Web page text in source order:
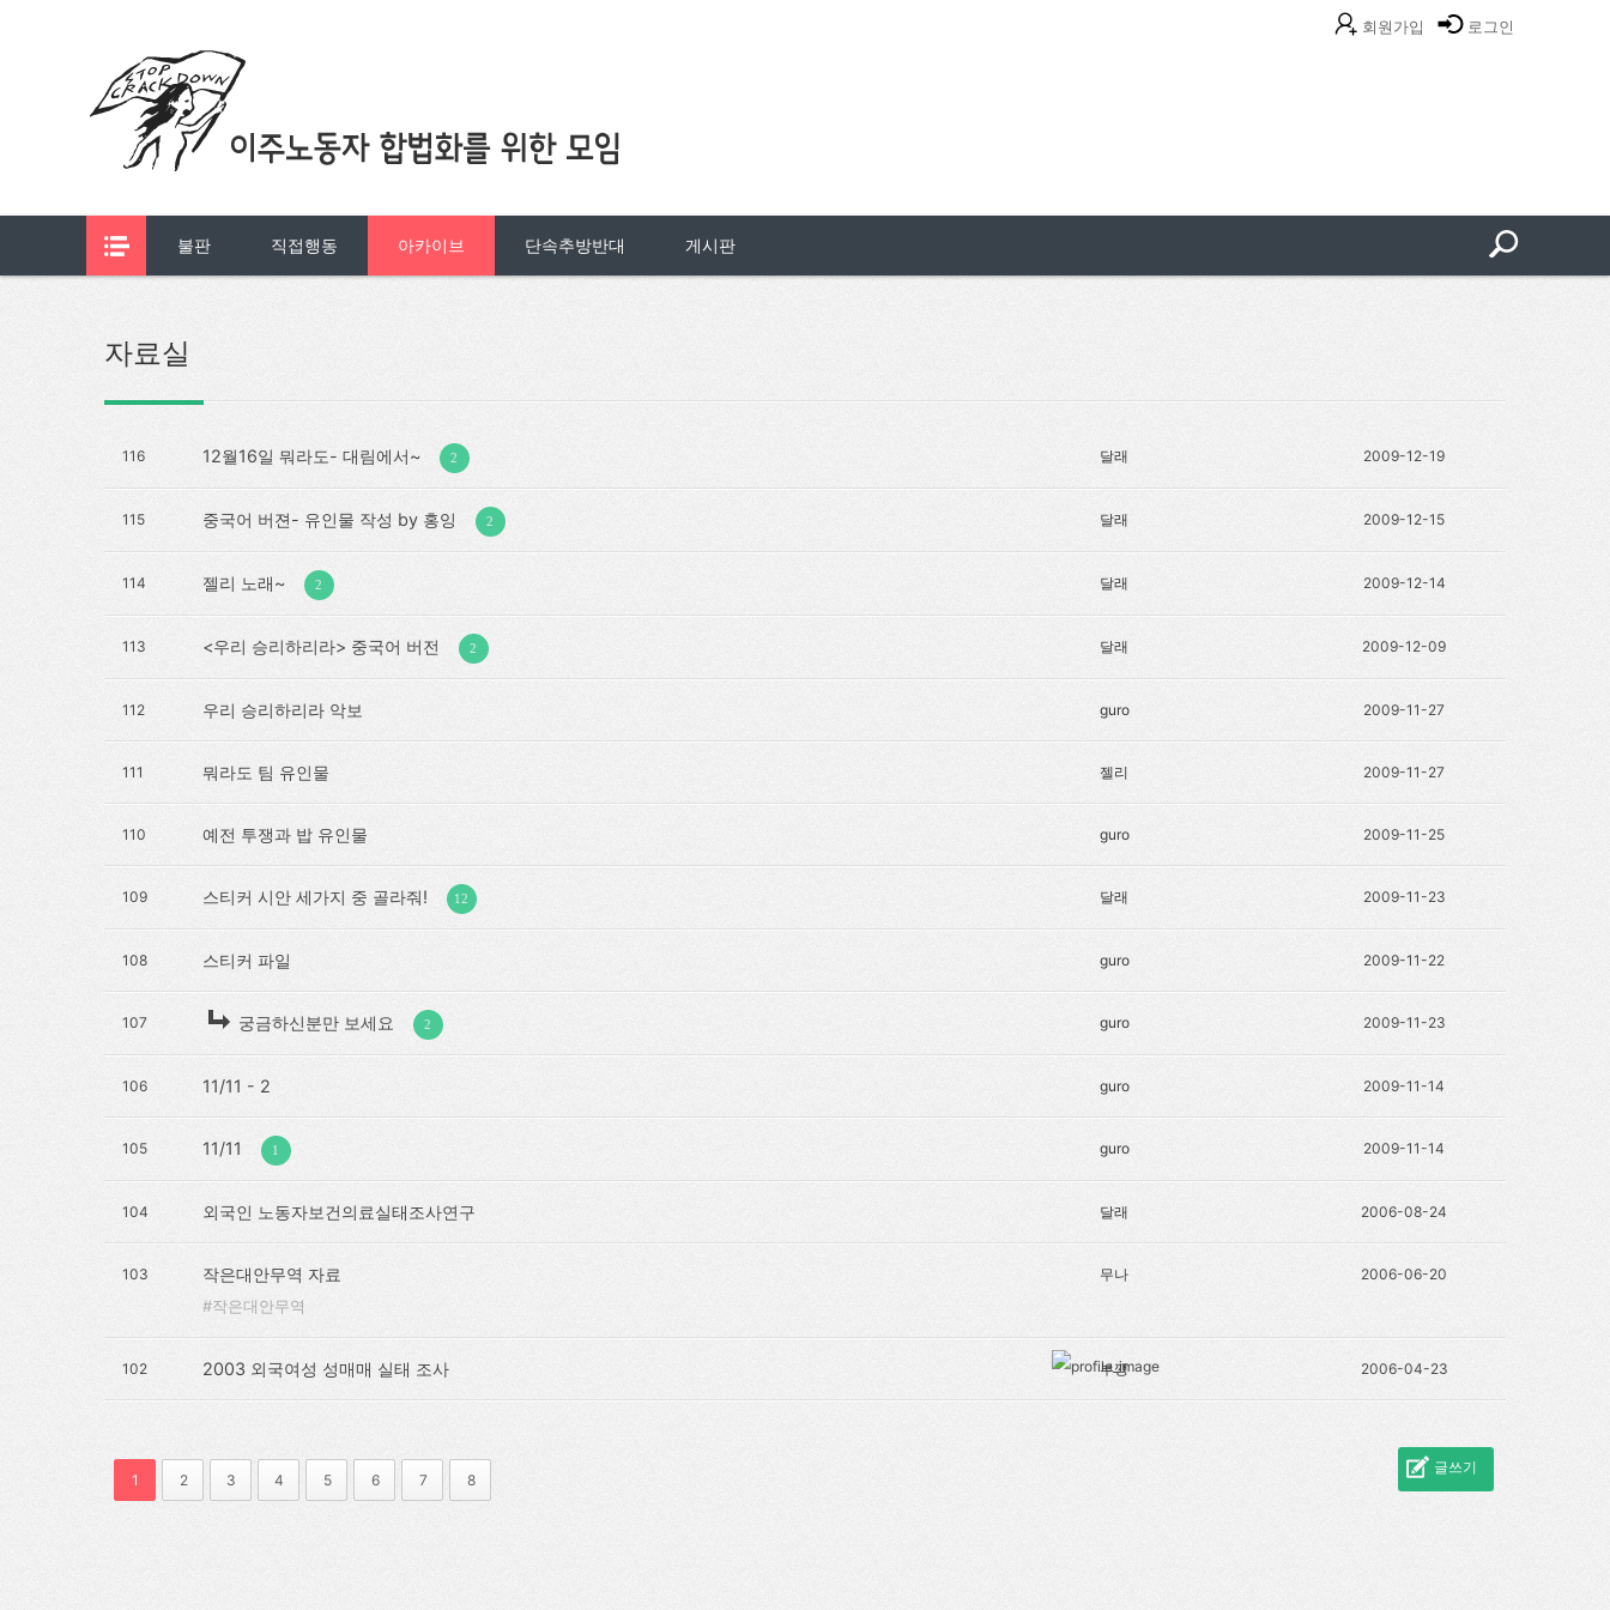
회원가입 로그인
불판 직접행동 아카이브 단속추방반대 게시판
자료실
116 12월16일 뭐라도- 대림에서~ 2 달래 2009-12-19
115 중국어 버젼- 유인물 작성 by 홍잉 2 달래 2009-12-15
114 젤리 노래~ 2 달래 2009-12-14
113 <우리 승리하리라> 중국어 버전 2 달래 2009-12-09
112 우리 승리하리라 악보 guro 2009-11-27
111 뭐라도 팀 유인물 젤리 2009-11-27
110 예전 투쟁과 밥 유인물 guro 2009-11-25
109 스티커 시안 세가지 중 골라줘! 12 달래 2009-11-23
108 스티커 파일 guro 2009-11-22
107 궁금하신분만 보세요 2 guro 2009-11-23
106 11/11 - 2 guro 2009-11-14
105 11/11 1 guro 2009-11-14
104 외국인 노동자보건의료실태조사연구 달래 2006-08-24
103 작은대안무역 자료
작은대안무역
무나 2006-06-20
102 2003 외국여성 성매매 실태 조사 부깽 2006-04-23
글쓰기
1 2 3 4 5 6 7 8